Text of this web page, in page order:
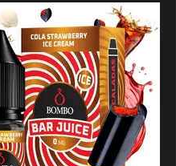
del cremoso coco y
toque de hielo.